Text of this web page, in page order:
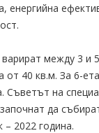
енергийна
между 3 и
от 40 кв.м. За 6-
Съветът на
да
– 2022 година.